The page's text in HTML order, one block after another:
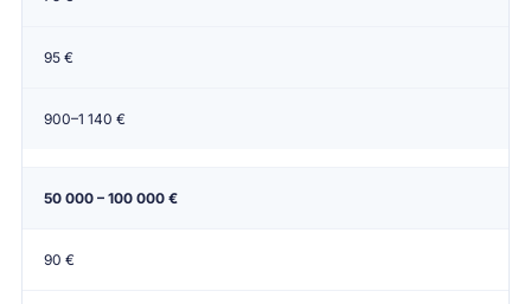
95 €
900–1 140 €
50 000 – 100 000 €
90 €